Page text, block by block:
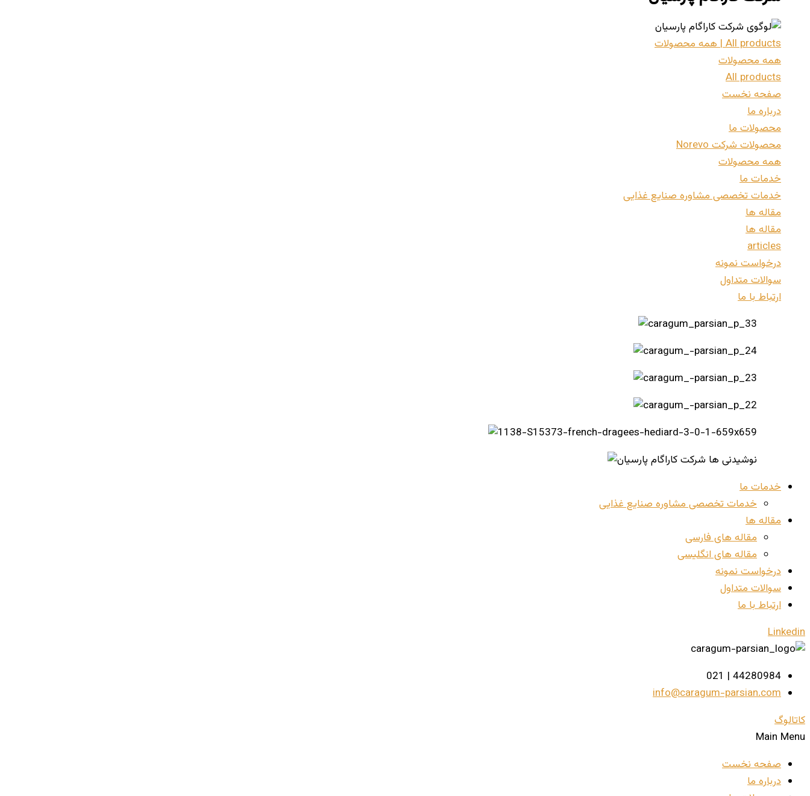
All products | همه محصولات
همه محصولات
All products
صفحه نخست
درباره ما
محصولات ما
محصولات شرکت Norevo
همه محصولات
خدمات ما
خدمات تخصصی مشاوره صنایع غذایی
مقاله ها
مقاله ها
articles
درخواست نمونه
سوالات متداول
ارتباط با ما
خدمات ما
خدمات تخصصی مشاوره صنایع غذایی
مقاله ها
مقاله های فارسی
مقاله های انگلیسی
درخواست نمونه
سوالات متداول
ارتباط با ما
Linkedin
44280984 | 021
info@caragum-parsian.com
کاتالوگ
Main Menu
صفحه نخست
درباره ما